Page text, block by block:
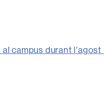
campus durant l'agost